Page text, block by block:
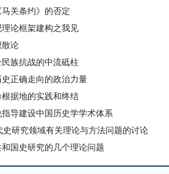
关条约》的否定
论框架建构之我见
论
族抗战的中流砥柱
正确走向的政治力量
据地的实践和终结
导建设中国历史学学术体系
研究领域有关理论与方法问题的讨论
国史研究的几个理论问题